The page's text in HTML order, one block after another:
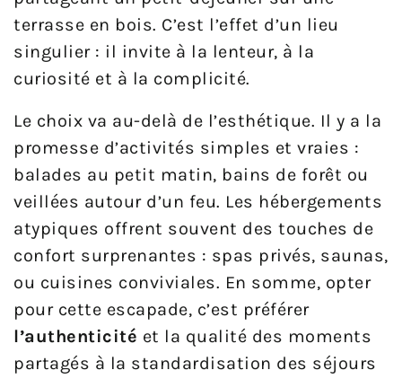
terrasse en bois. C’est l’effet d’un lieu
singulier : il invite à la lenteur, à la
curiosité et à la complicité.
Le choix va au-delà de l’esthétique. Il y a la
promesse d’activités simples et vraies :
balades au petit matin, bains de forêt ou
veillées autour d’un feu. Les hébergements
atypiques offrent souvent des touches de
confort surprenantes : spas privés, saunas,
ou cuisines conviviales. En somme, opter
pour cette escapade, c’est préférer
l’authenticité et la qualité des moments
partagés à la standardisation des séjours